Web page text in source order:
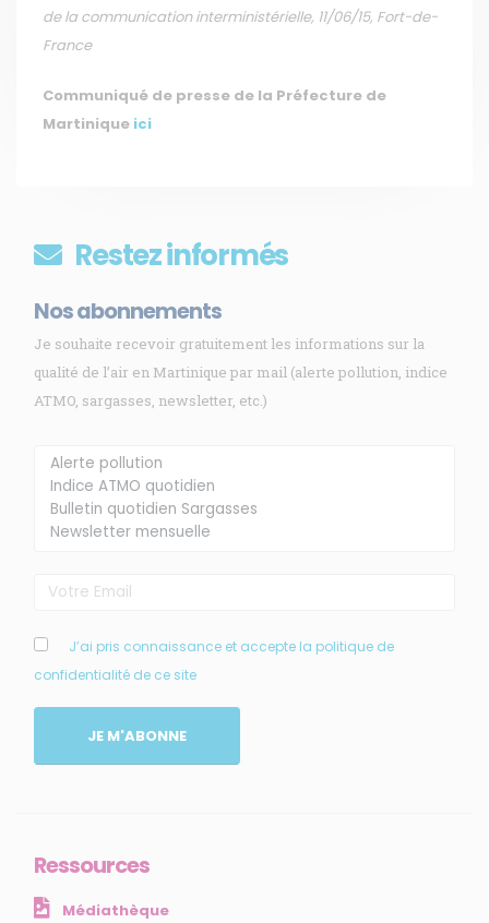
de la communication interministérielle, 11/06/15, Fort-de-
France
Communiqué de presse de la Préfecture de
Martinique ici
Restez informés
Nos abonnements
Je souhaite recevoir gratuitement les informations sur la
qualité de l’air en Martinique par mail (alerte pollution, indice
ATMO, sargasses, newsletter, etc.)
J’ai pris connaissance et accepte la politique de
confidentialité de ce site
JE M'ABONNE
Ressources
Médiathèque
Membre de Agréé par
Accueil
Agir